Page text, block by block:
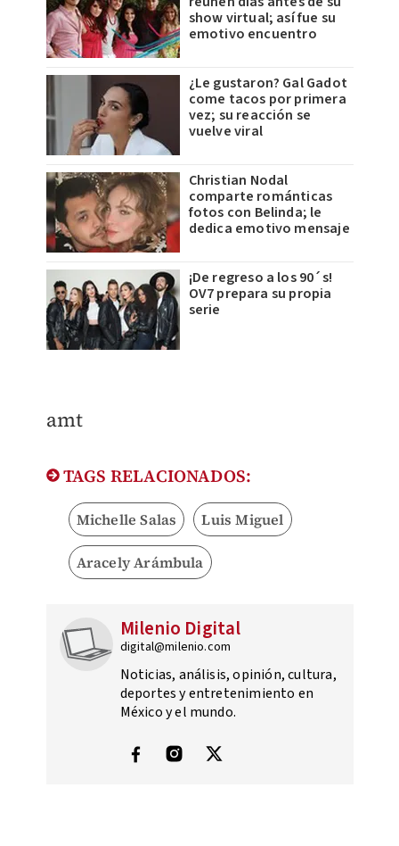
show virtual; así fue su
emotivo encuentro
¿Le gustaron? Gal Gadot
come tacos por primera
vez; su reacción se
vuelve viral
Christian Nodal
comparte románticas
fotos con Belinda; le
dedica emotivo mensaje
¡De regreso a los 90´s!
OV7 prepara su propia
serie
amt
TAGS RELACIONADOS:
Michelle Salas Luis Miguel
Aracely Arámbula
Milenio Digital
digital@milenio.com
Noticias, análisis, opinión, cultura,
deportes y entretenimiento en
México y el mundo.